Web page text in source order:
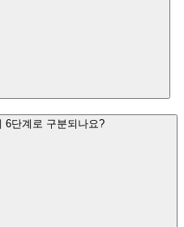
6단계로 구분되나요?